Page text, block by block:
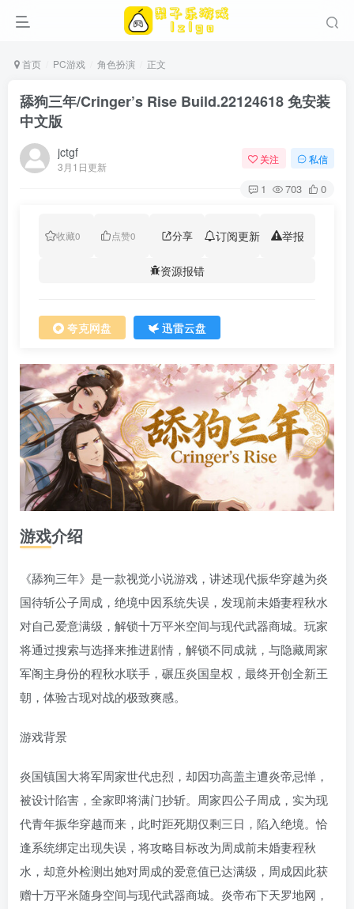
首页 PC游戏 角色扮演 正文
舔狗三年/Cringer’s Rise Build.22124618 免安装
中文版
jctgf
3月1日更新
关注 私信
1 703 0
收藏0 点赞0 分享 订阅更新 举报
资源报错
夸克网盘 迅雷云盘
游戏介绍
《舔狗三年》是一款视觉小说游戏，讲述现代振华穿越为炎
国待斩公子周成，绝境中因系统失误，发现前未婚妻程秋水
对自己爱意满级，解锁十万平米空间与现代武器商城。玩家
将通过搜索与选择来推进剧情，解锁不同成就，与隐藏周家
军阁主身份的程秋水联手，碾压炎国皇权，最终开创全新王
朝，体验古现对战的极致爽感。
游戏背景
炎国镇国大将军周家世代忠烈，却因功高盖主遭炎帝忌惮，
被设计陷害，全家即将满门抄斩。周家四公子周成，实为现
代青年振华穿越而来，此时距死期仅剩三日，陷入绝境。恰
逢系统绑定出现失误，将攻略目标改为周成前未婚妻程秋
水，却意外检测出她对周成的爱意值已达满级，周成因此获
赠十万平米随身空间与现代武器商城。炎帝布下天罗地网，